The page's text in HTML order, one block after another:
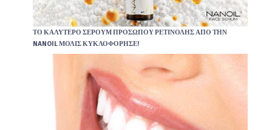
ΤΟ ΚΑΛΎΤΕΡΟ ΣΈΡΟΥΜ ΠΡΟΣΏΠΟΥ ΡΕΤΙΝΌΛΗΣ ΑΠΌ ΤΗΝ
NANOIL ΜΌΛΙΣ ΚΥΚΛΟΦΌΡΗΣΕ!